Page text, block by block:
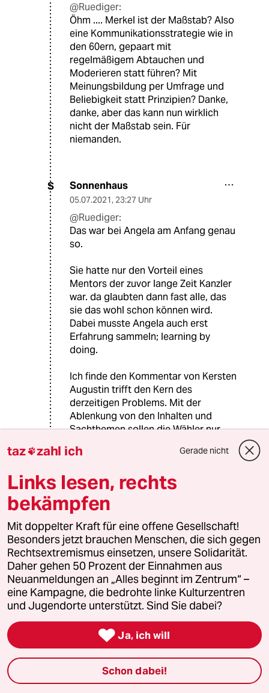
@Ruediger:
Öhm .... Merkel ist der Maßstab? Also
eine Kommunikationsstrategie wie in
den 60ern, gepaart mit
regelmäßigem Abtauchen und
Moderieren statt führen? Mit
Meinungsbildung per Umfrage und
Beliebigkeit statt Prinzipien? Danke,
danke, aber das kann nun wirklich
nicht der Maßstab sein. Für
niemanden.
S Sonnenhaus
05.07.2021, 23:27 Uhr
@Ruediger:
Das war bei Angela am Anfang genau
so.
Sie hatte nur den Vorteil eines
Mentors der zuvor lange Zeit Kanzler
war. da glaubten dann fast alle, das
sie das wohl schon können wird.
Dabei musste Angela auch erst
Erfahrung sammeln; learning by
doing.
Ich finde den Kommentar von Kersten
Augustin trifft den Kern des
derzeitigen Problems. Mit der
Ablenkung von den Inhalten und
Sachthemen sollen die Wähler nur
Entscheidungsgrund abgelenkt
Dabei ist Politik eben kein
Pferderennen, noch ein Glückspiel. so
einfach ist guter Journalismus eben
nicht.
Danke an Kersten Augustin
der Sperling
05.07.2021,21:21 Uhr
@Ruediger:
und Teile eines Buches mit den
Inhalten anderer füllt - Stichwort
taz zahl ich Gerade nicht
Links lesen, rechts
bekämpfen
Mit doppelter Kraft für eine offene Gesellschaft!
Besonders jetzt brauchen Menschen, die sich gegen
Rechtsextremismus einsetzen, unsere Solidarität.
Daher gehen 50 Prozent der Einnahmen aus
Neuanmeldungen an „Alles beginnt im Zentrum“ –
eine Kampagne, die bedrohte linke Kulturzentren
und Jugendorte unterstützt. Sind Sie dabei?
 Ja, ich will
Schon dabei!